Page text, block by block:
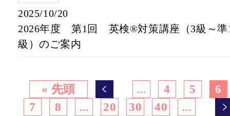
2025/10/20
2026年度 第1回 英検®対策講座（3級～準
級）のご案内
« 先頭 ... 4 5
6
7
8 ... 20 30 40 ...